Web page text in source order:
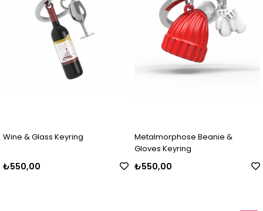
Wine & Glass Keyring
₺550,00
Metalmorphose Beanie &
Gloves Keyring
₺550,00